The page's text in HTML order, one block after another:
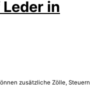
in
zusätzliche Zölle, Steuern